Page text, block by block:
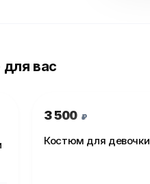
вас
3 500 ₽
Костюм для девочки